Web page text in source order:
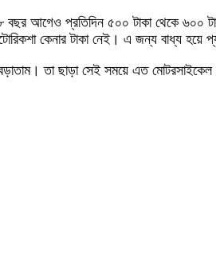
৮ বছর আগেও প্রতিদিন ৫০০ টাকা থেকে
কেনার টাকা নেই। এ জন্য বাধ্য হয়ে
তা ছাড়া সেই সময়ে এত মোটরসাইকেল